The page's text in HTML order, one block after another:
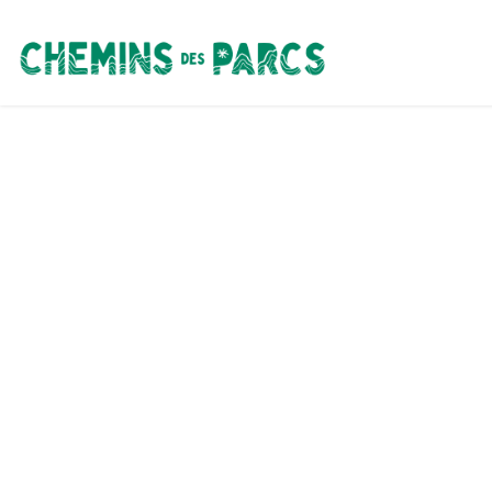
Chemins des Parcs